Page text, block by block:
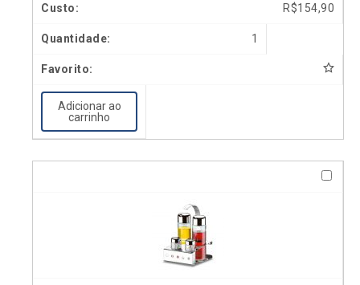
R$154,90
1
Adicionar ao
carrinho